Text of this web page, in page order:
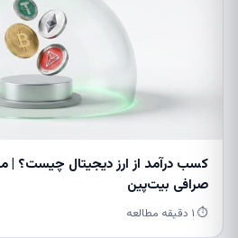
کسب درآمد از ارز دیجیتال چیست؟
صرافی بیت‌پین
⏱ ۱ دقیقه مطالعه